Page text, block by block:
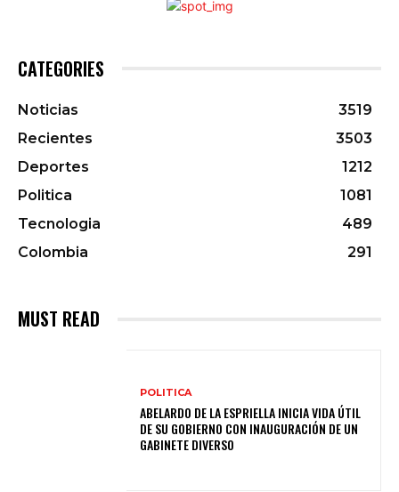
CATEGORIES
Noticias
3519
Recientes
3503
Deportes
1212
Politica
1081
Tecnologia
489
Colombia
291
MUST READ
POLITICA
ABELARDO DE LA ESPRIELLA INICIA VIDA ÚTIL
DE SU GOBIERNO CON INAUGURACIÓN DE UN
GABINETE DIVERSO